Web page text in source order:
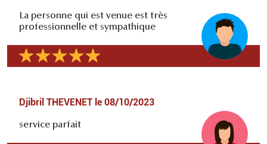
La personne qui est venue est très
professionnelle et sympathique
Djibril THEVENET le 08/10/2023
service parfait